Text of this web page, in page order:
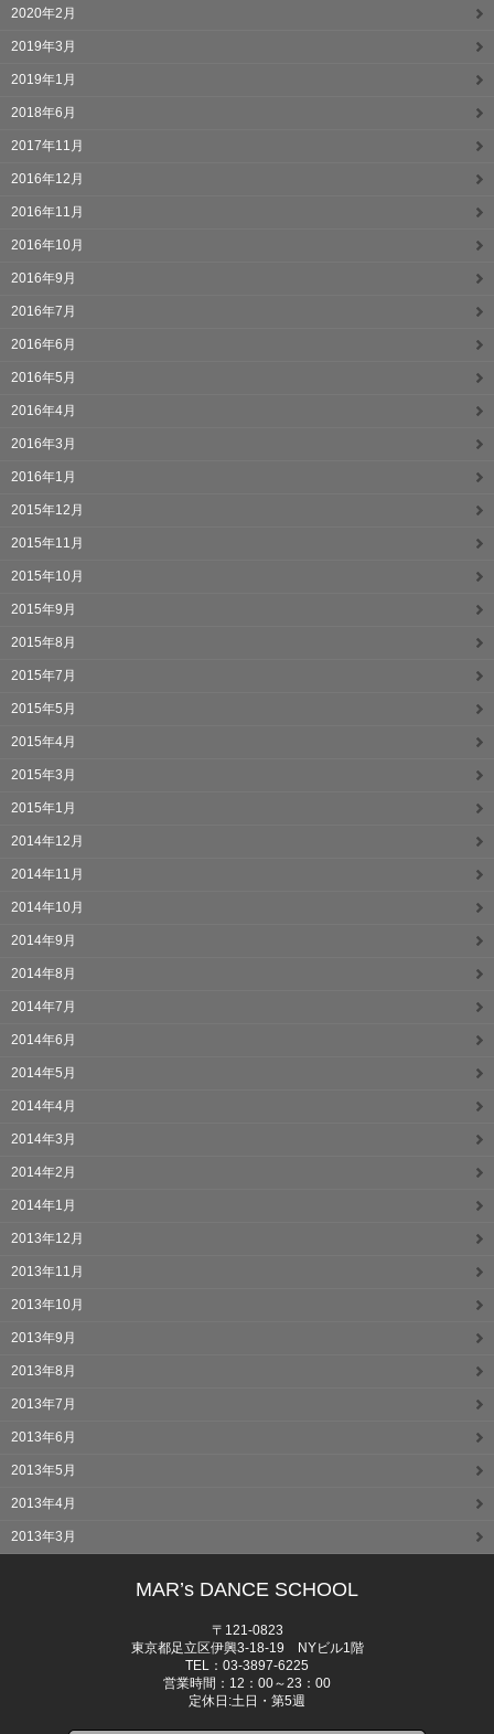
2020年2月
2019年3月
2019年1月
2018年6月
2017年11月
2016年12月
2016年11月
2016年10月
2016年9月
2016年7月
2016年6月
2016年5月
2016年4月
2016年3月
2016年1月
2015年12月
2015年11月
2015年10月
2015年9月
2015年8月
2015年7月
2015年5月
2015年4月
2015年3月
2015年1月
2014年12月
2014年11月
2014年10月
2014年9月
2014年8月
2014年7月
2014年6月
2014年5月
2014年4月
2014年3月
2014年2月
2014年1月
2013年12月
2013年11月
2013年10月
2013年9月
2013年8月
2013年7月
2013年6月
2013年5月
2013年4月
2013年3月
MAR’s DANCE SCHOOL
〒121-0823
東京都足立区伊興3-18-19 NYビル1階
TEL：03-3897-6225
営業時間：12：00～23：00
定休日:土日・第5週